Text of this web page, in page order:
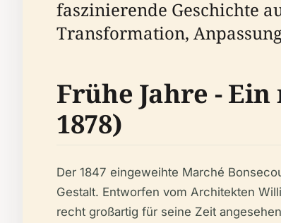
faszinierende Geschichte
Transformation,
Frühe Jahre -
1878)
Der 1847 eingeweihte Marché
Gestalt. Entworfen vom Architekten
recht großartig für seine Zeit